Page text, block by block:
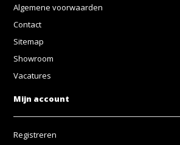
Algemene voorwaarden
Contact
Sitemap
Showroom
Vacatures
Mijn account
Registreren